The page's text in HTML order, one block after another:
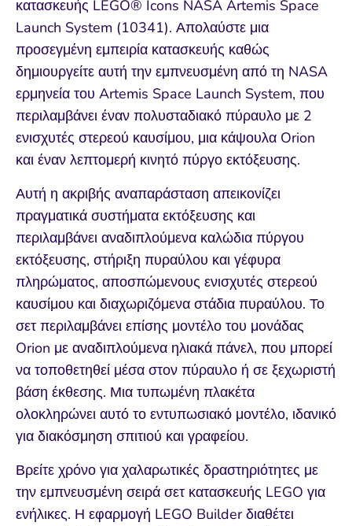
κατασκευής LEGO® Icons NASA Artemis Space
Launch System (10341). Απολαύστε μια
προσεγμένη εμπειρία κατασκευής καθώς
δημιουργείτε αυτή την εμπνευσμένη από τη NASA
ερμηνεία του Artemis Space Launch System, που
περιλαμβάνει έναν πολυσταδιακό πύραυλο με 2
ενισχυτές στερεού καυσίμου, μια κάψουλα Orion
και έναν λεπτομερή κινητό πύργο εκτόξευσης.
Αυτή η ακριβής αναπαράσταση απεικονίζει
πραγματικά συστήματα εκτόξευσης και
περιλαμβάνει αναδιπλούμενα καλώδια πύργου
εκτόξευσης, στήριξη πυραύλου και γέφυρα
πληρώματος, αποσπώμενους ενισχυτές στερεού
καυσίμου και διαχωριζόμενα στάδια πυραύλου. Το
σετ περιλαμβάνει επίσης μοντέλο του μονάδας
Orion με αναδιπλούμενα ηλιακά πάνελ, που μπορεί
να τοποθετηθεί μέσα στον πύραυλο ή σε ξεχωριστή
βάση έκθεσης. Μια τυπωμένη πλακέτα
ολοκληρώνει αυτό το εντυπωσιακό μοντέλο, ιδανικό
για διακόσμηση σπιτιού και γραφείου.
Βρείτε χρόνο για χαλαρωτικές δραστηριότητες με
την εμπνευσμένη σειρά σετ κατασκευής LEGO για
ενήλικες. Η εφαρμογή LEGO Builder διαθέτει